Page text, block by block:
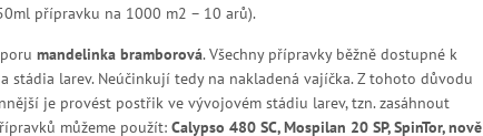
přípravku na 1000 m2 – 10 arů).
mandelinka bramborová. Všechny přípravky běžně dostupné k
larev. Neúčinkují tedy na nakladená vajíčka. Z tohoto důvodu
je provést postřik ve vývojovém stádiu larev, tzn. zasáhnout
můžeme použít: Calypso 480 SC, Mospilan 20 SP, SpinTor, nově